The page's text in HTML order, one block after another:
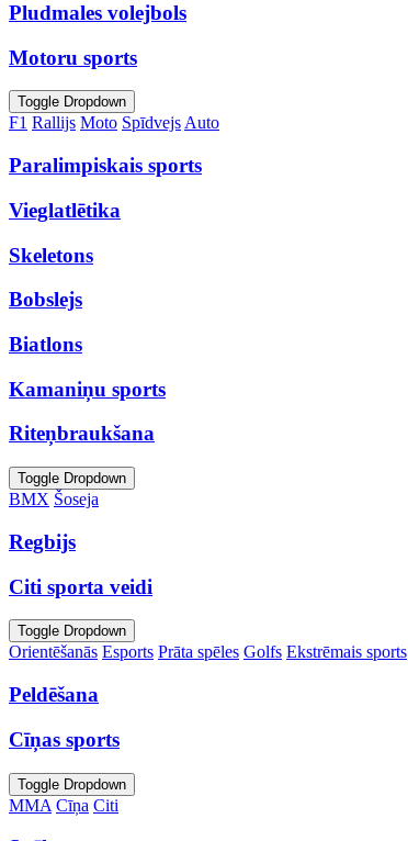
Pludmales volejbols
Motoru sports
Toggle Dropdown
F1 Rallijs Moto SpīdvejsAuto
Paralimpiskais sports
Vieglatlētika
Skeletons
Bobslejs
Biatlons
Kamaniņu sports
Riteņbraukšana
Toggle Dropdown
BMX Šoseja
Regbijs
Citi sporta veidi
Toggle Dropdown
Orientēšanās Esports Prāta spēles Golfs Ekstrēmais sports
Peldēšana
Cīņas sports
Toggle Dropdown
MMA Cīņa Citi